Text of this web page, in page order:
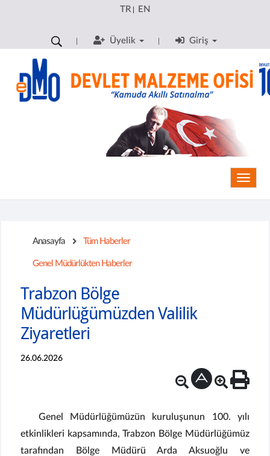
TR| EN
Üyelik Giriş
Anasayfa Tüm Haberler
Genel Müdürlükten Haberler
Trabzon Bölge
Müdürlüğümüzden Valilik
Ziyaretleri
26.06.2026
Genel Müdürlüğümüzün kuruluşunun 100. yılı
etkinlikleri kapsamında, Trabzon Bölge Müdürlüğümüz
tarafından Bölge Müdürü Arda Aksuoğlu ve